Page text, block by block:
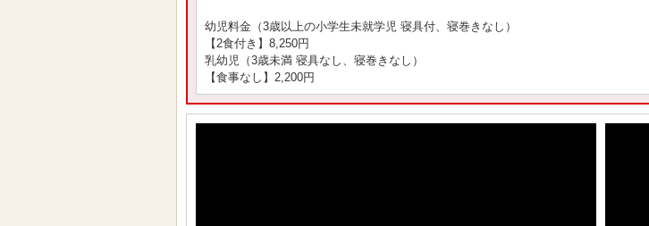
幼児料金（3歳以上の小学生未就学児 寝具付、寝巻きなし）
【2食付き】8,250円
乳幼児（3歳未満 寝具なし、寝巻きなし）
【食事なし】2,200円